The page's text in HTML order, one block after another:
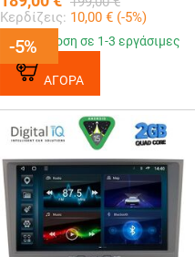
-5%
Κερδίζεις: 10,00 € (-5%)
-5%
Παράδοση σε 1-3 εργάσιμες
ΑΓΟΡΑ